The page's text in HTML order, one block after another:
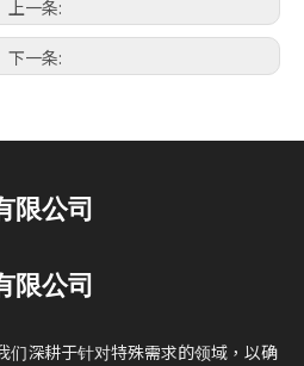
上一条:
下一条:
们深耕于针对特殊需求的领域，以确